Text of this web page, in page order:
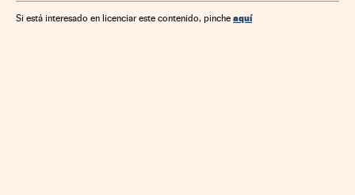
Si está interesado en licenciar este contenido, pinche aquí